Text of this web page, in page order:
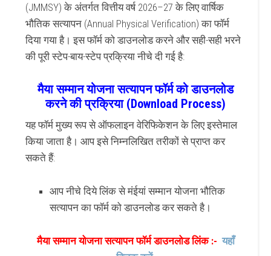
(JMMSY) के अंतर्गत वित्तीय वर्ष 2026–27 के लिए वार्षिक
भौतिक सत्यापन (Annual Physical Verification) का फॉर्म
दिया गया है। इस फॉर्म को डाउनलोड करने और सही-सही भरने
की पूरी स्टेप-बाय-स्टेप प्रक्रिया नीचे दी गई है:
मैया सम्मान योजना सत्यापन फॉर्म को डाउनलोड
करने की प्रक्रिया (Download Process)
यह फॉर्म मुख्य रूप से ऑफलाइन वेरिफिकेशन के लिए इस्तेमाल
किया जाता है। आप इसे निम्नलिखित तरीकों से प्राप्त कर
सकते हैं:
आप नीचे दिये लिंक से मंईयां सम्मान योजना भौतिक
सत्यापन का फॉर्म को डाउनलोड कर सकते है।
मैया सम्मान योजना सत्यापन फॉर्म डाउनलोड लिंक :- यहाँ